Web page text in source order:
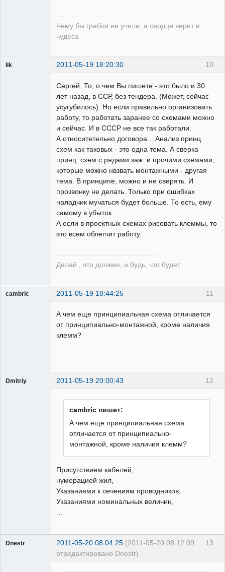
Чему бы грабли не учили, а сердце верит в
чудеса
10
lik 2011-05-19 18:20:30
Сергей. То, о чем Вы пишете - это было и 30
лет назад, в ССР, без тендера. (Может, сейчас
усугубилось). Но если правильно организовать
работу, то работать заранее со схемами можно
и сейчас. И в СССР не все так работали.
А относитетельно договора... Анализ принц.
схем как таковых - это одна тема. А сверка
принц. схем с рядами заж. и прочими схемами,
которые можно нвзвать монтажными - другая
тема. В принципе, можно и не сверять. И
прозвонку не делать. Только при ошибках
наладчик мучаться будет больше. То есть, ему
самому в убыток.
А если в проектных схемах рисовать клеммы, то
это всем облегчит работу.
Делай , что должен, и будь, что будет
11
cambric 2011-05-19 18:44:25
А чем еще принципиальная схема отличается
от принципиально-монтажной, кроме наличия
клемм?
12
Dmitriy 2011-05-19 20:00:43
cambric пишет:
А чем еще принципиальная схема
отличается от принципиально-
монтажной, кроме наличия клемм?
Присутствием кабелей,
нумерацией жил,
Указаниями к сечениям проводников,
Указаниями номинальных величин,
13
Dnestr 2011-05-20 08:04:25 (2011-05-20 08:12:09
отредактировано Dnestr)